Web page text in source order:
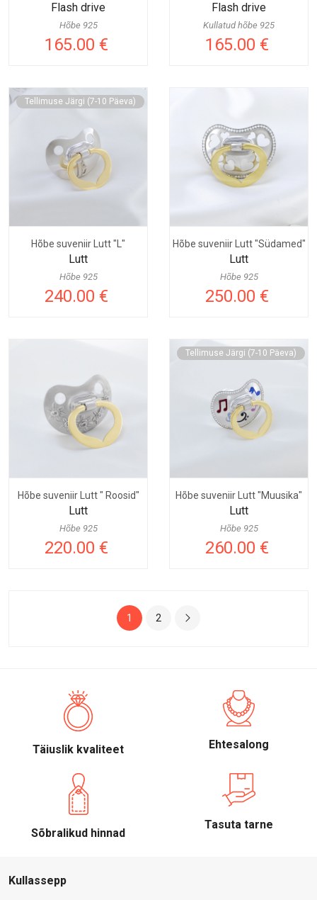
Flash drive
Hõbe 925
165.00 €
Flash drive
Kullatud hõbe 925
165.00 €
Tellimuse Järgi (7-10 Päeva)
Hõbe suveniir Lutt "L"
Lutt
Hõbe 925
240.00 €
Hõbe suveniir Lutt "Südamed"
Lutt
Hõbe 925
250.00 €
Hõbe suveniir Lutt " Roosid"
Lutt
Hõbe 925
220.00 €
Tellimuse Järgi (7-10 Päeva)
Hõbe suveniir Lutt "Muusika"
Lutt
Hõbe 925
260.00 €
1 2
Täiuslik kvaliteet Ehtesalong
Sõbralikud hinnad
Tasuta tarne
Kullassepp